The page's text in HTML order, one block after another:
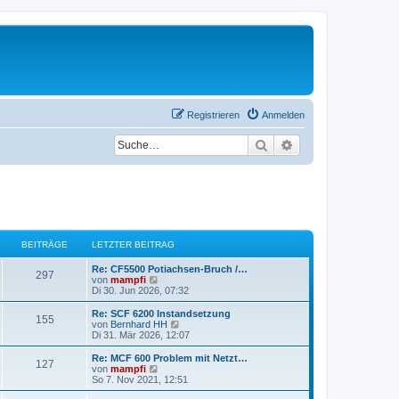
Anmelden
Registrieren
Suche
BEITRÄGE LETZTER BEITRAG
297B
i
t
ä
L
e
t
z
t
e
r
e
i
t
r
Re: CF5500 Potiachsen-Bruch /…
von mampfi
e
u
e
s
t
e
r
B
i
Di 30. Jun 2026, 07:32
155B
i
t
L
e
t
z
t
e
r
Re: SCF 6200 Instandsetzung
von Bernhard HH
e
u
e
t
Di 31. Mär 2026, 12:07
127B
L
e
t
z
Re: MCF 600 Problem mit Netzt…
von mampfi
u
So 7. Nov 2021, 12:51